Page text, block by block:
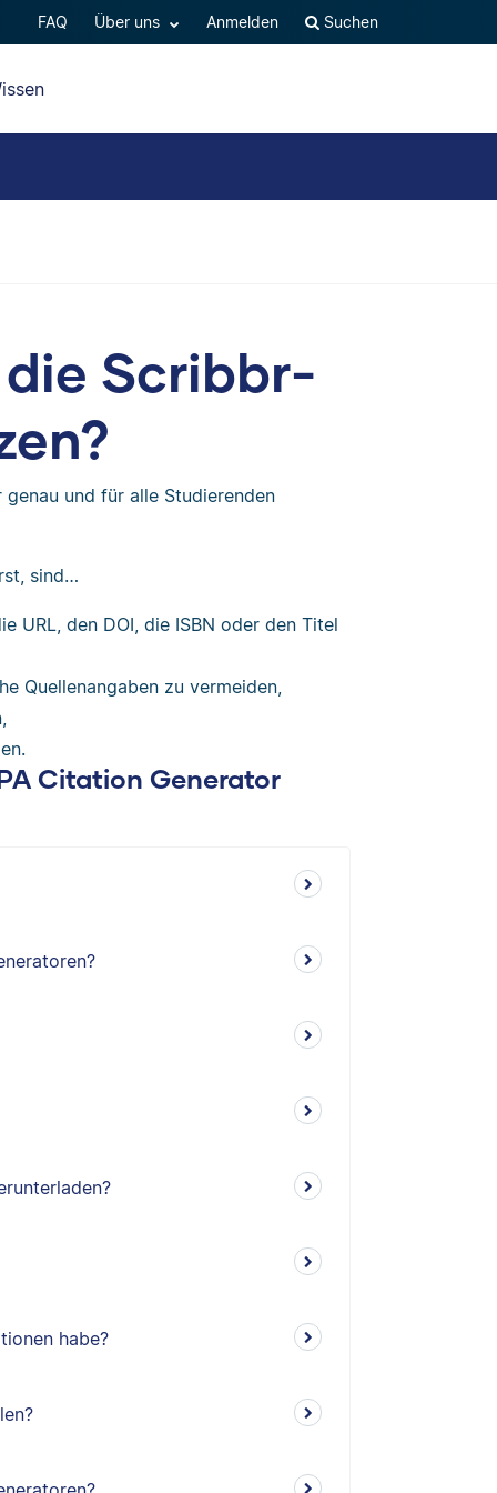
FAQ Über uns Anmelden Suchen
Scribbr-
und für alle Studierenden
sind…
URL, den DOI, die ISBN oder den Titel
Quellenangaben zu vermeiden,
Citation Generator
habe?